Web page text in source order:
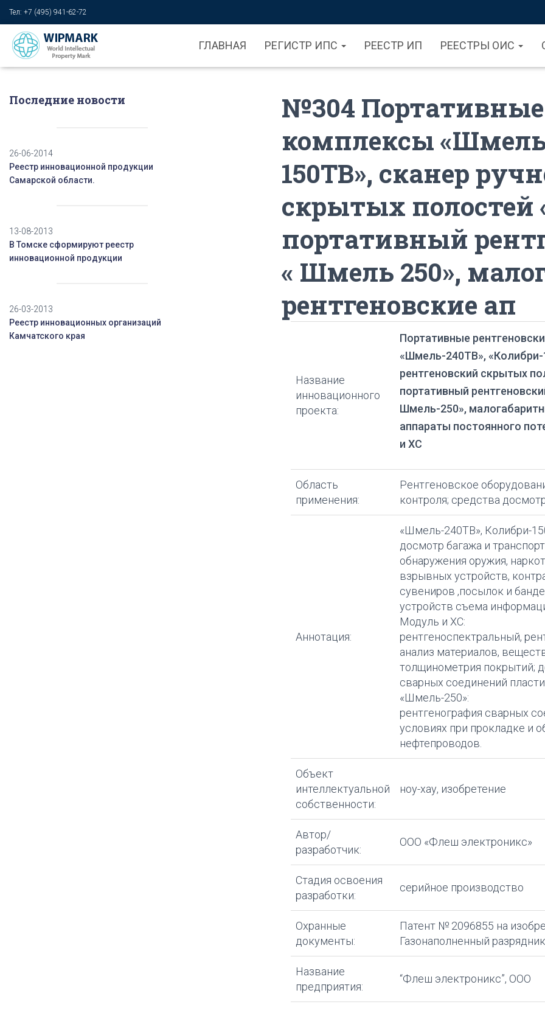
Тел: +7 (495) 941-62-72
ГЛАВНАЯ РЕГИСТР ИПС РЕЕСТР ИП РЕЕСТРЫ ОИС
Последние новости
26-06-2014
Реестр инновационной продукции
Самарской области.
13-08-2013
В Томске сформируют реестр
инновационной продукции
26-03-2013
Реестр инновационных организаций
Камчатского края
№304 Портативные
комплексы «Шмель
150ТВ», сканер
скрытых полостей
портативный
« Шмель 250»,
рентгеновские ап
Название
инновационного
проекта:
Портативные
«Шмель-240ТВ», «Колибри-
рентгеновский скрытых
портативный
Шмель-250»,
аппараты постоянного
и ХС
Область
применения:
Рентгеновское
контроля; средства
Аннотация:
«Шмель-240ТВ», Колибри-
досмотр багажа и
обнаружения оружия,
взрывных устройств,
сувениров ,посылок и
устройств съема
Модуль и ХС:
рентгеноспектральный,
анализ материалов,
толщинометрия покрытий;
сварных соединений
«Шмель-250»:
рентгенография сварных
условиях при прокладке и
нефтепроводов.
Объект
интеллектуальной
собственности:
ноу-хау, изобретение
Автор/
разработчик:
ООО «Флеш электроникс»
Стадия освоения
разработки:
серийное производство
Охранные
документы:
Патент № 2096855 на
Газонаполненный
Название
предприятия:
“Флеш электроникс”, ООО